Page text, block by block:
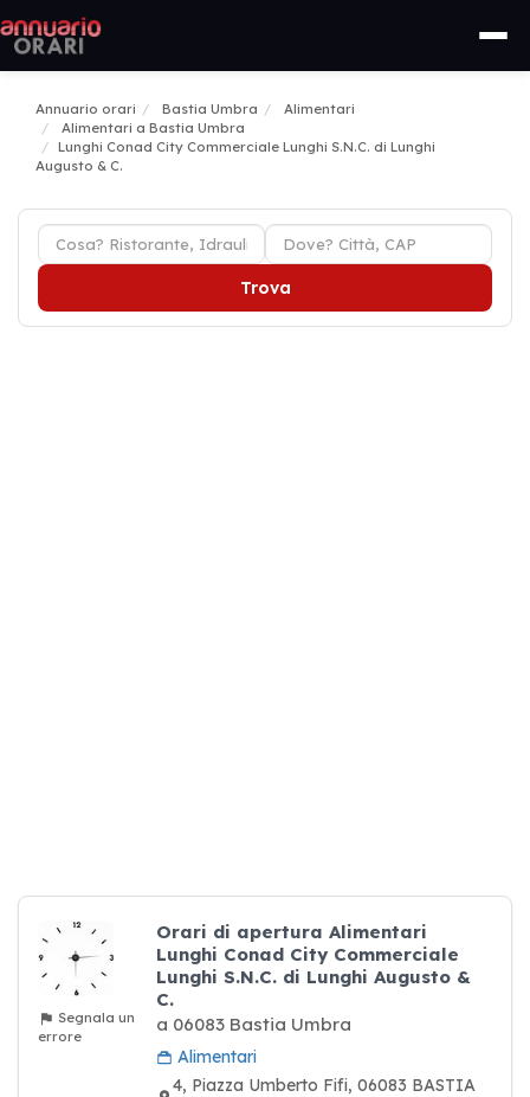
Annuario orari Bastia Umbra
Alimentari
Alimentari a Bastia Umbra
Lunghi Conad City Commerciale Lunghi S.N.C. di Lunghi
Augusto & C.
Trova
Segnala un
errore
Orari di apertura Alimentari
Lunghi Conad City Commerciale
Lunghi S.N.C. di Lunghi Augusto &
C.
a 06083 Bastia Umbra
Alimentari
4, Piazza Umberto Fifi, 06083 BASTIA